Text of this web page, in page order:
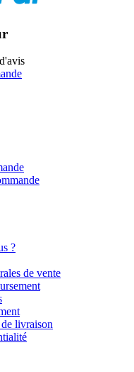
?
de vente
livraison